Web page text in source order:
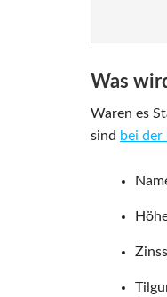
Was
Waren es
sind bei